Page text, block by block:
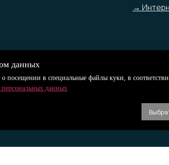
→
данных
о посещении в специальные файлы куки, в
данных